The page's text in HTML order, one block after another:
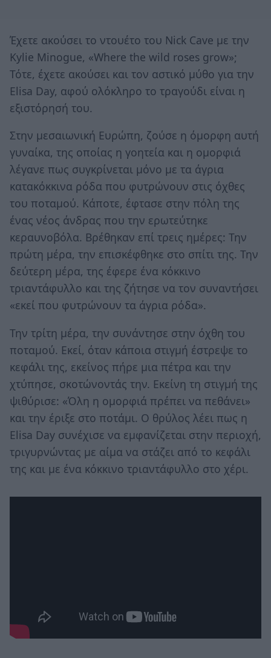
Έχετε ακούσει το ντουέτο του Nick Cave με την
Kylie Minogue, «Where the wild roses grow»;
Τότε, έχετε ακούσει και τον αστικό μύθο για την
Elisa Day, αφού ολόκληρο το τραγούδι είναι η
εξιστόρησή του.
Στην μεσαιωνική Ευρώπη, ζούσε η όμορφη αυτή
γυναίκα, της οποίας η γοητεία και η ομορφιά
λέγανε πως συγκρίνεται μόνο με τα άγρια
κατακόκκινα ρόδα που φυτρώνουν στις όχθες
του ποταμού. Κάποτε, έφτασε στην πόλη της
ένας νέος άνδρας που την ερωτεύτηκε
κεραυνοβόλα. Βρέθηκαν επί τρεις ημέρες: Την
πρώτη μέρα, την επισκέφθηκε στο σπίτι της. Την
δεύτερη μέρα, της έφερε ένα κόκκινο
τριαντάφυλλο και της ζήτησε να τον συναντήσει
«εκεί που φυτρώνουν τα άγρια ρόδα».
Την τρίτη μέρα, την συνάντησε στην όχθη του
ποταμού. Εκεί, όταν κάποια στιγμή έστρεψε το
κεφάλι της, εκείνος πήρε μια πέτρα και την
χτύπησε, σκοτώνοντάς την. Εκείνη τη στιγμή της
ψιθύρισε: «Όλη η ομορφιά πρέπει να πεθάνει»
και την έριξε στο ποτάμι. Ο θρύλος λέει πως η
Elisa Day συνέχισε να εμφανίζεται στην περιοχή,
τριγυρνώντας με αίμα να στάζει από το κεφάλι
της και με ένα κόκκινο τριαντάφυλλο στο χέρι.